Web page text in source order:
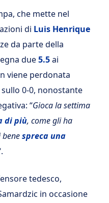
che mette nel
di Luis Henrique
da parte della
due5.5ai
viene perdonata
sullo 0-0, nonostante
“Gioca la settima
di più, come gli ha
benespreca una
tedesco,
in occasione